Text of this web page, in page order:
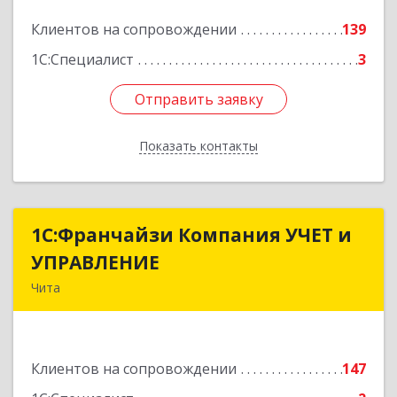
Клиентов на сопровождении
139
1С:Специалист
3
Отправить заявку
Показать контакты
Отправить заявку
Назад
1С:Франчайзи Компания УЧЕТ и
УПРАВЛЕНИЕ
Чита
Клиентов на сопровождении
147
1С:Франчайзи Компания УЧЕТ и
Подробнее